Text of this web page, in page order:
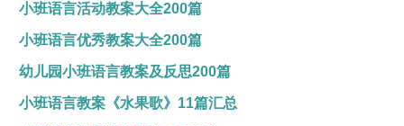
小班语言活动教案大全200篇
小班语言优秀教案大全200篇
幼儿园小班语言教案及反思200篇
小班语言教案《水果歌》11篇汇总